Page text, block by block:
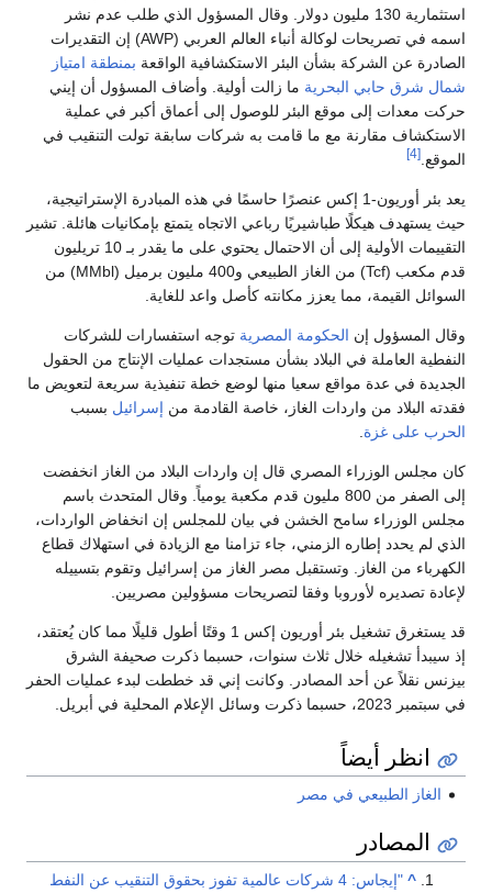
استثمارية 130 مليون دولار. وقال المسؤول الذي طلب عدم نشر
اسمه في تصريحات لوكالة أنباء العالم العربي (AWP) إن التقديرات
الصادرة عن الشركة بشأن البئر الاستكشافية الواقعة بمنطقة امتياز
شمال شرق حابي البحرية ما زالت أولية. وأضاف المسؤول أن إيني
حركت معدات إلى موقع البئر للوصول إلى أعماق أكبر في عملية
الاستكشاف مقارنة مع ما قامت به شركات سابقة تولت التنقيب في
الموقع. [4]
يعد بئر أوريون-1 إكس عنصرًا حاسمًا في هذه المبادرة الإستراتيجية،
حيث يستهدف هيكلًا طباشيريًا رباعي الاتجاه يتمتع بإمكانيات هائلة. تشير
التقييمات الأولية إلى أن الاحتمال يحتوي على ما يقدر بـ 10 تريليون
قدم مكعب (Tcf) من الغاز الطبيعي و400 مليون برميل (MMbl) من
السوائل القيمة، مما يعزز مكانته كأصل واعد للغاية.
وقال المسؤول إن الحكومة المصرية توجه استفسارات للشركات
النفطية العاملة في البلاد بشأن مستجدات عمليات الإنتاج من الحقول
الجديدة في عدة مواقع سعيا منها لوضع خطة تنفيذية سريعة لتعويض ما
فقدته البلاد من واردات الغاز، خاصة القادمة من إسرائيل بسبب
الحرب على غزة
كان مجلس الوزراء المصري قال إن واردات البلاد من الغاز انخفضت
إلى الصفر من 800 مليون قدم مكعبة يومياً. وقال المتحدث باسم
مجلس الوزراء سامح الخشن في بيان للمجلس إن انخفاض الواردات،
الذي لم يحدد إطاره الزمني، جاء تزامنا مع الزيادة في استهلاك قطاع
الكهرباء من الغاز. وتستقبل مصر الغاز من إسرائيل وتقوم بتسييله
لإعادة تصديره لأوروبا وفقا لتصريحات مسؤولين مصريين.
قد يستغرق تشغيل بئر أوريون إكس 1 وقتًا أطول قليلًا مما كان يُعتقد،
إذ سيبدأ تشغيله خلال ثلاث سنوات، حسبما ذكرت صحيفة الشرق
بيزنس نقلاً عن أحد المصادر. وكانت إني قد خططت لبدء عمليات الحفر
في سبتمبر 2023، حسبما ذكرت وسائل الإعلام المحلية في أبريل.
انظر أيضاً
الغاز الطبيعي في مصر
المصادر
^
"إيجاس: 4 شركات عالمية تفوز بحقوق التنقيب عن النفط